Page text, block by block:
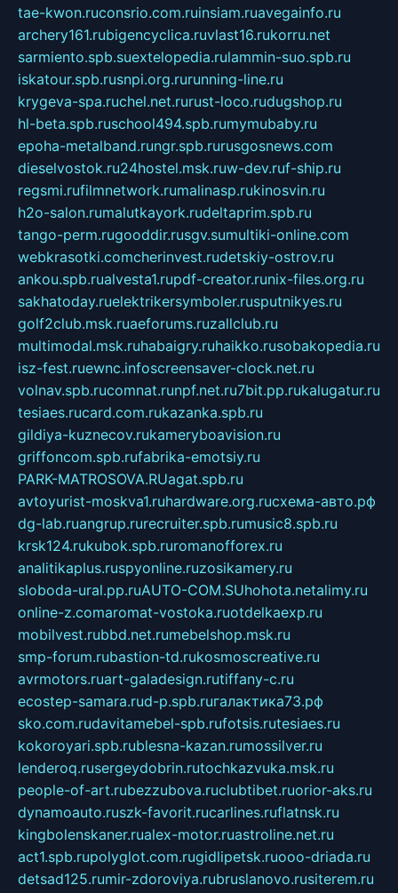
tae-kwon.ruconsrio.com.ruinsiam.ruavegainfo.ru
archery161.rubigencyclica.ruvlast16.rukorru.net
sarmiento.spb.suextelopedia.rulammin-suo.spb.ru
iskatour.spb.rusnpi.org.rurunning-line.ru
krygeva-spa.ruchel.net.rurust-loco.rudugshop.ru
hl-beta.spb.ruschool494.spb.rumymubaby.ru
epoha-metalband.rungr.spb.rurusgosnews.com
dieselvostok.ru24hostel.msk.ruw-dev.ruf-ship.ru
regsmi.rufilmnetwork.rumalinasp.rukinosvin.ru
h2o-salon.rumalutkayork.rudeltaprim.spb.ru
tango-perm.rugooddir.rusgv.sumultiki-online.com
webkrasotki.comcherinvest.rudetskiy-ostrov.ru
ankou.spb.rualvesta1.rupdf-creator.runix-files.org.ru
sakhatoday.ruelektrikersymboler.rusputnikyes.ru
golf2club.msk.ruaeforums.ruzallclub.ru
multimodal.msk.ruhabaigry.ruhaikko.rusobakopedia.ru
isz-fest.ruewnc.infoscreensaver-clock.net.ru
volnav.spb.rucomnat.runpf.net.ru7bit.pp.rukalugatur.ru
tesiaes.rucard.com.rukazanka.spb.ru
gildiya-kuznecov.rukameryboavision.ru
griffoncom.spb.rufabrika-emotsiy.ru
PARK-MATROSOVA.RUagat.spb.ru
avtoyurist-moskva1.ruhardware.org.ruсхема-авто.рф
dg-lab.ruangrup.rurecruiter.spb.rumusic8.spb.ru
krsk124.rukubok.spb.ruromanofforex.ru
analitikaplus.ruspyonline.ruzosikamery.ru
sloboda-ural.pp.ruAUTO-COM.SUhohota.netalimy.ru
online-z.comaromat-vostoka.ruotdelkaexp.ru
mobilvest.rubbd.net.rumebelshop.msk.ru
smp-forum.rubastion-td.rukosmoscreative.ru
avrmotors.ruart-galadesign.rutiffany-c.ru
ecostep-samara.rud-p.spb.ruгалактика73.рф
sko.com.rudavitamebel-spb.rufotsis.rutesiaes.ru
kokoroyari.spb.rublesna-kazan.rumossilver.ru
lenderoq.rusergeydobrin.rutochkazvuka.msk.ru
people-of-art.rubezzubova.ruclubtibet.ruorior-aks.ru
dynamoauto.ruszk-favorit.rucarlines.ruflatnsk.ru
kingbolenskaner.rualex-motor.ruastroline.net.ru
act1.spb.rupolyglot.com.rugidlipetsk.ruooo-driada.ru
detsad125.rumir-zdoroviya.rubruslanovo.rusiterem.ru